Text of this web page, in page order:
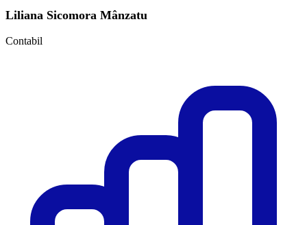
Liliana Sicomora Mânzatu
Contabil